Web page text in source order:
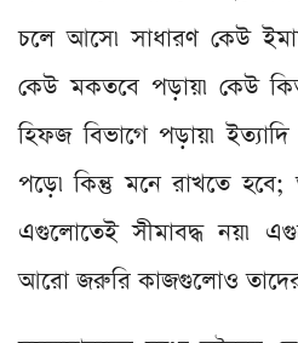
চলে আসে৷ সাধারণ কেউ
কেউ মকতবে পড়ায়৷ কেউ
হিফজ বিভাগে পড়ায়৷
পড়ে৷ কিন্তু মনে রাখতে হবে;
এগুলোতেই সীমাবদ্ধ নয়৷
আরো জরুরি কাজগুলোও